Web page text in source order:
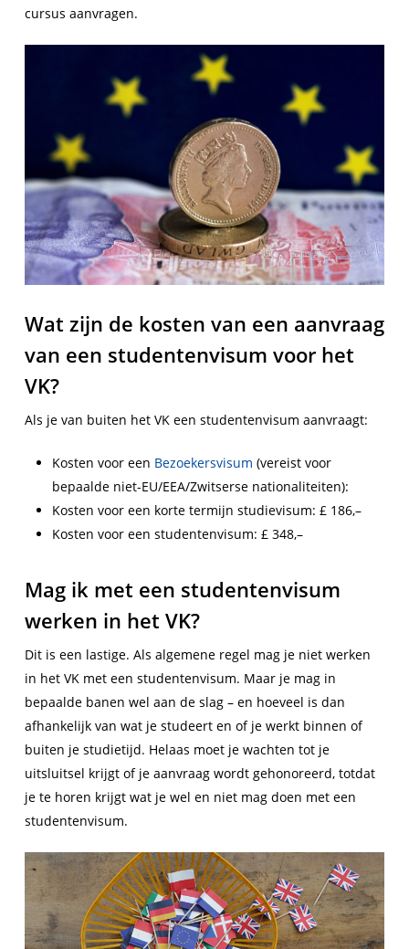
cursus aanvragen.
Wat zijn de kosten van een aanvraag
van een studentenvisum voor het
VK?
Als je van buiten het VK een studentenvisum aanvraagt:
Kosten voor een Bezoekersvisum (vereist voor
bepaalde niet-EU/EEA/Zwitserse nationaliteiten):
Kosten voor een korte termijn studievisum: £ 186,–
Kosten voor een studentenvisum: £ 348,–
Mag ik met een studentenvisum
werken in het VK?
Dit is een lastige. Als algemene regel mag je niet werken
in het VK met een studentenvisum. Maar je mag in
bepaalde banen wel aan de slag – en hoeveel is dan
afhankelijk van wat je studeert en of je werkt binnen of
buiten je studietijd. Helaas moet je wachten tot je
uitsluitsel krijgt of je aanvraag wordt gehonoreerd, totdat
je te horen krijgt wat je wel en niet mag doen met een
studentenvisum.